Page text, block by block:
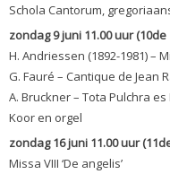
Schola Cantorum,
zondag 9 juni 11.00 uur
H. Andriessen (1892-1981) –
G. Fauré – Cantique de Jean
A. Bruckner – Tota Pulchra es
Koor en orgel
zondag 16 juni 11.00 uur
Missa VIII ‘De angelis’